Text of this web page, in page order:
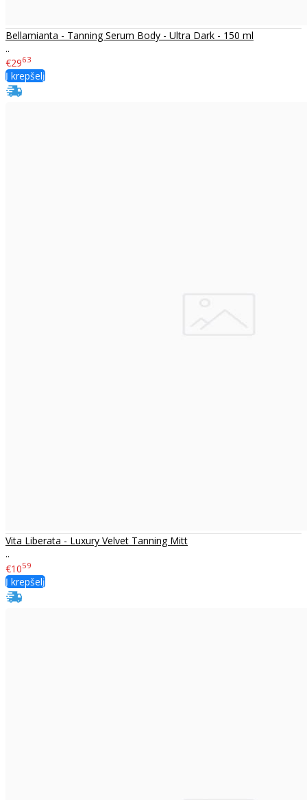
Bellamianta - Tanning Serum Body - Ultra Dark - 150 ml
..
€2963
Į krepšelį
Vita Liberata - Luxury Velvet Tanning Mitt
..
€1059
Į krepšelį